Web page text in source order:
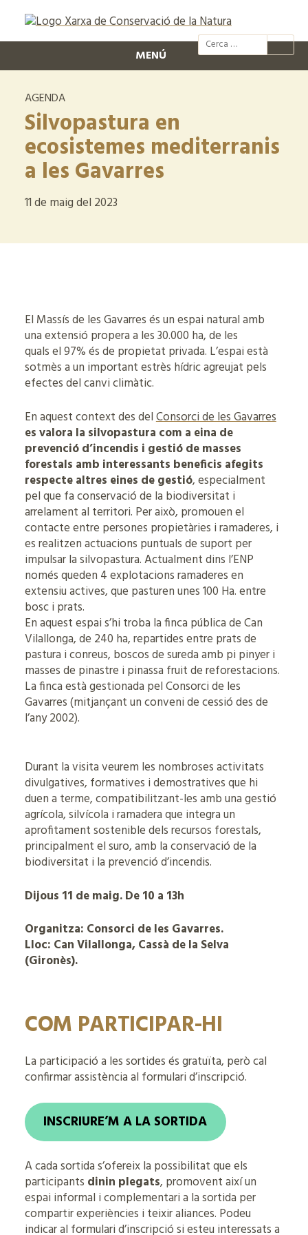
@xcn.cat
MENÚ
AGENDA
Silvopastura en
ecosistemes mediterranis
a les Gavarres
11 de maig del 2023
El Massís de les Gavarres és un espai natural amb
una extensió propera a les 30.000 ha, de les
quals el 97% és de propietat privada. L’espai està
sotmès a un important estrès hídric agreujat pels
efectes del canvi climàtic.
En aquest context des delConsorci de les Gavarres
es valora la silvopastura com a eina de
prevenció d’incendis i gestió de masses
forestals amb interessants beneficis afegits
respecte altres eines de gestió, especialment
pel que fa conservació de la biodiversitat i
arrelament al territori. Per això, promouen el
contacte entre persones propietàries i ramaderes, i
es realitzen actuacions puntuals de suport per
impulsar la silvopastura. Actualment dins l’ENP
només queden 4 explotacions ramaderes en
extensiu actives, que pasturen unes 100 Ha. entre
bosc i prats.
En aquest espai s’hi troba la finca pública de Can
Vilallonga, de 240 ha, repartides entre prats de
pastura i conreus, boscos de sureda amb pi pinyer i
masses de pinastre i pinassa fruit de reforestacions.
La finca està gestionada pel Consorci de les
Gavarres (mitjançant un conveni de cessió des de
l’any 2002).
Durant la visita veurem les nombroses activitats
divulgatives, formatives i demostratives que hi
duen a terme, compatibilitzant-les amb una gestió
agrícola, silvícola i ramadera que integra un
aprofitament sostenible dels recursos forestals,
principalment el suro, amb la conservació de la
biodiversitat i la prevenció d’incendis.
Dijous 11 de maig. De 10 a 13h
Organitza: Consorci de les Gavarres.
Lloc: Can Vilallonga, Cassà de la Selva
(Gironès).
COM PARTICIPAR-HI
La participació a les sortides és gratuïta, però cal
confirmar assistència al formulari d’inscripció.
INSCRIURE’M A LA SORTIDA
A cada sortida s’ofereix la possibilitat que els
participants dinin plegats, promovent així un
espai informal i complementari a la sortida per
compartir experiències i teixir aliances. Podeu
indicar al formulari d’inscripció si esteu interessats a